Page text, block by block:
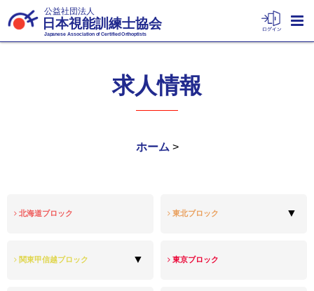
公益社団法人
日本視能訓練士協会
Japanese Association of Certified Orthoptists
求人情報
ホーム >
北海道ブロック 東北ブロック
関東甲信越ブロック 東京ブロック